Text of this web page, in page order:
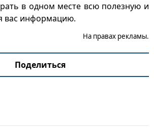
в одном месте всю полезную и
вас информацию.
На правах рекламы.
Поделиться